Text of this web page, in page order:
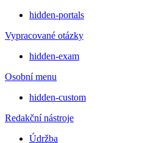
hidden-portals
Vypracované otázky
hidden-exam
Osobní menu
hidden-custom
Redakční nástroje
Údržba